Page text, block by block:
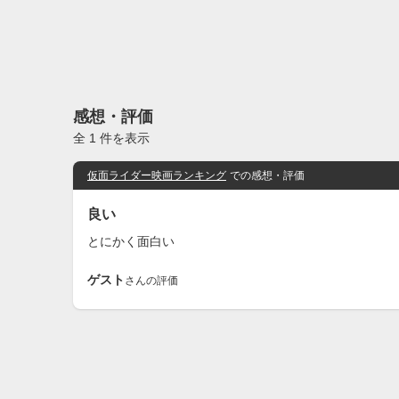
感想・評価
全 1 件を表示
仮面ライダー映画ランキング での感想・評価
良い
とにかく面白い
ゲスト さんの評価